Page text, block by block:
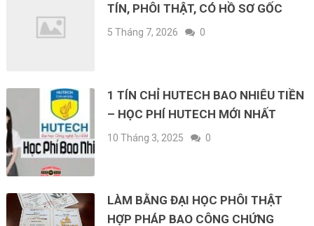
TÍN, PHÔI THẬT, CÓ HỒ SƠ GỐC
5 Tháng 7, 2026 0
1 TÍN CHỈ HUTECH BAO NHIÊU TIỀN
– HỌC PHÍ HUTECH MỚI NHẤT
10 Tháng 3, 2025 0
LÀM BẰNG ĐẠI HỌC PHÔI THẬT
HỢP PHÁP BAO CÔNG CHỨNG